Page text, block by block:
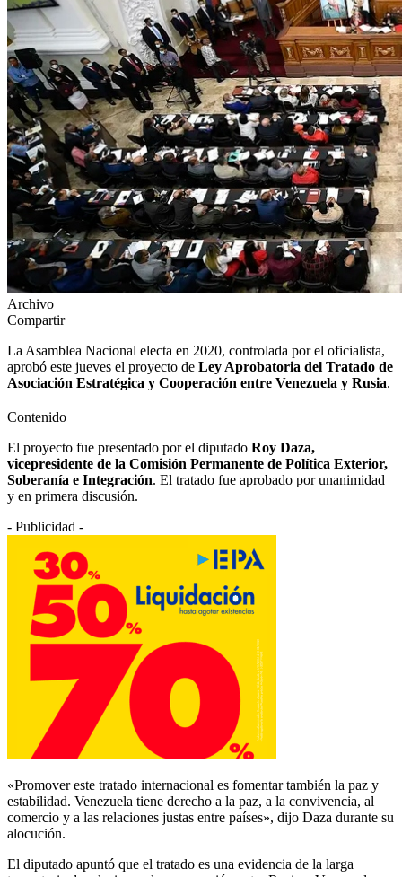
Archivo
Compartir
La Asamblea Nacional electa en 2020, controlada por el oficialista,
aprobó este jueves el proyecto de Ley Aprobatoria del Tratado de
Asociación Estratégica y Cooperación entre Venezuela y Rusia.
Contenido
El proyecto fue presentado por el diputado Roy Daza,
vicepresidente de la Comisión Permanente de Política Exterior,
Soberanía e Integración. El tratado fue aprobado por unanimidad
y en primera discusión.
- Publicidad -
«Promover este tratado internacional es fomentar también la paz y
estabilidad. Venezuela tiene derecho a la paz, a la convivencia, al
comercio y a las relaciones justas entre países», dijo Daza durante su
alocución.
El diputado apuntó que el tratado es una evidencia de la larga